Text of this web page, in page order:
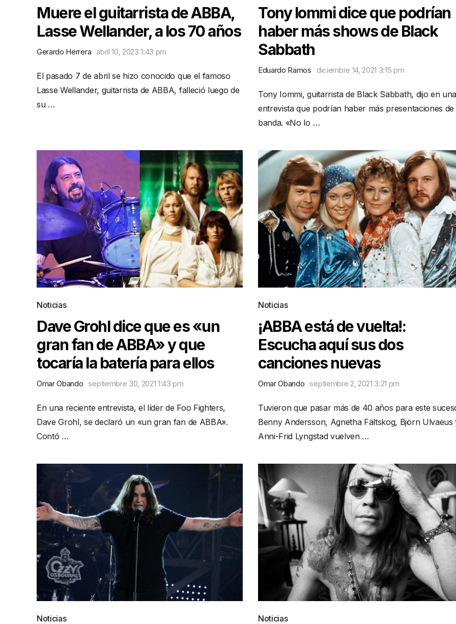
Muere el guitarrista de ABBA,
Lasse Wellander, a los 70 años
Gerardo Herrera abril 10, 2023 1:43 pm
El pasado 7 de abril se hizo conocido que el famoso
Lasse Wellander, guitarrista de ABBA, falleció luego de
su …
Tony Iommi dice que podrían
haber más shows de Black
Sabbath
Eduardo Ramos diciembre 14, 2021 3:15 pm
Tony Iommi, guitarrista de Black Sabbath, dijo en
entrevista que podrían haber más presentaciones de
banda. «No lo …
Noticias
Dave Grohl dice que es «un
gran fan de ABBA» y que
tocaría la batería para ellos
Omar Obando septiembre 30, 2021 1:43 pm
En una reciente entrevista, el líder de Foo Fighters,
Dave Grohl, se declaró un «un gran fan de ABBA».
Contó …
Noticias
¡ABBA está de vuelta!:
Escucha aquí sus dos
canciones nuevas
Omar Obando septiembre 2, 2021 3:21 pm
Tuvieron que pasar más de 40 años para este
Benny Andersson, Agnetha Fältskog, Björn Ulvaeus
Anni-Frid Lyngstad vuelven …
Noticias Noticias